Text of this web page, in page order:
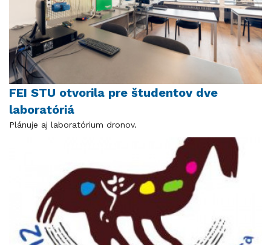
FEI STU otvorila pre študentov dve
laboratóriá
Plánuje aj laboratórium dronov.